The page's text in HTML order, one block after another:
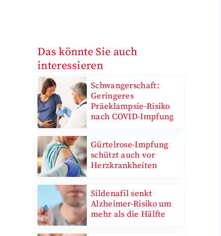
Das könnte Sie auch
interessieren
Schwangerschaft:
Geringeres
Präeklampsie-Risiko
nach COVID-Impfung
Gürtelrose-Impfung
schützt auch vor
Herzkrankheiten
Sildenafil senkt
Alzheimer-Risiko um
mehr als die Hälfte